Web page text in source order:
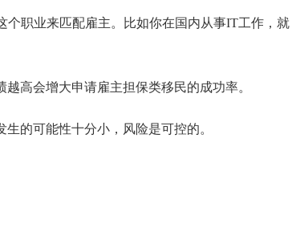
职业来匹配雇主。比如你在国内从事IT工作，就
高会增大申请雇主担保类移民的成功率。
的可能性十分小，风险是可控的。